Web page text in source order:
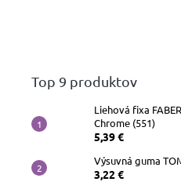
Top 9 produktov
Liehová fixa
Chrome (551)
5,39 €
Výsuvná guma
3,22 €